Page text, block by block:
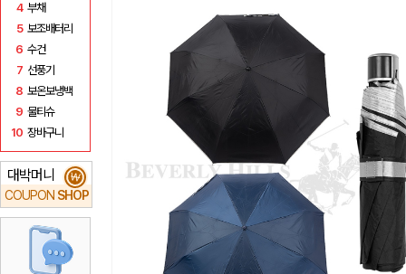
4 부채
5 보조배터리
6 수건
7 선풍기
8 보온보냉백
9 물티슈
10 장바구니
대박머니
COUPON SHOP
₩